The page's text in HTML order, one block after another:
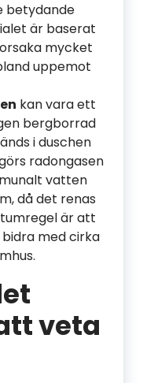
betydande
är baserat
mycket
uppemot
kan vara ett
bergborrad
i duschen
radongasen
vatten
då det renas
är att
med cirka
veta